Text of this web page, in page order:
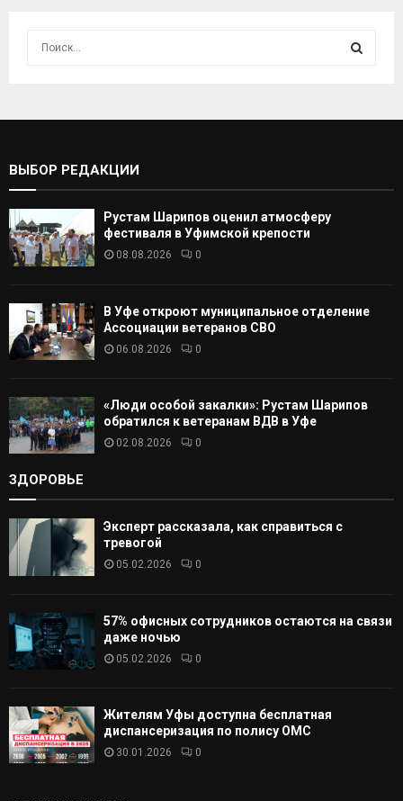
С
А
ВЫБОР РЕДАКЦИИ
Рустам Шарипов оценил атмосферу
фестиваля в Уфимской крепости
08.08.2026 0
В Уфе откроют муниципальное отделение
Ассоциации ветеранов СВО
06.08.2026 0
«Люди особой закалки»: Рустам Шарипов
обратился к ветеранам ВДВ в Уфе
02.08.2026 0
ЗДОРОВЬЕ
Эксперт рассказала, как справиться с
тревогой
05.02.2026 0
57% офисных сотрудников остаются на связи
даже ночью
05.02.2026 0
Жителям Уфы доступна бесплатная
диспансеризация по полису ОМС
30.01.2026 0